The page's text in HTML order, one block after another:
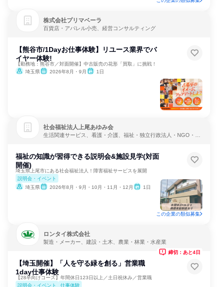
株式会社プリマベーラ
百貨店・アパレル小売、経営コンサルティング
【熊谷市/1Dayお仕事体験】リユース業界でバ
イヤー体験!
【勤務地：熊谷市／対面開催】中古販売の花形「買取」に挑戦！
埼玉県
2026年8月・9月 1日
社会福祉法人上尾あゆみ会
生活関連サービス、看護・介護、福祉・独立行政法人・NGO・N
福祉の知識が習得できる説明会&施設見学(対面
開催)
埼玉県上尾市にある社会福祉法人！障害福祉サービスを展開
説明会・イベント
埼玉県
2026年8月・9月・10月・11月・12月 1日
この企業の類似募集
ロンタイ株式会社
製造・メーカー、建設・土木、農業・林業・水産業
【埼玉開催】「人を守る緑を創る」営業職
1day仕事体験
【28卒向けコース】年間休日123日以上／土日祝休み／営業職
説明会・イベント
仕事体験
締切：あと4日